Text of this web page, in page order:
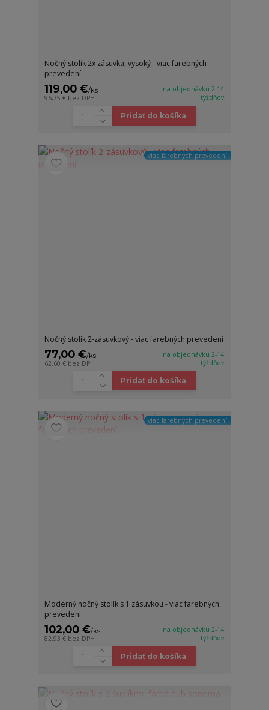
Nočný stolík 2x zásuvka, vysoký - viac farebných
prevedení
119,00 €/ks
96,75 € bez DPH
na objednávku 2-14
týždňov
Pridať do košíka
viac farebných prevedení
Nočný stolík 2-zásuvkový - viac farebných prevedení
77,00 €/ks
62,60 € bez DPH
na objednávku 2-14
týždňov
Pridať do košíka
viac farebných prevedení
Moderný nočný stolík s 1 zásuvkou - viac farebných
prevedení
102,00 €/ks
82,93 € bez DPH
na objednávku 2-14
týždňov
Pridať do košíka